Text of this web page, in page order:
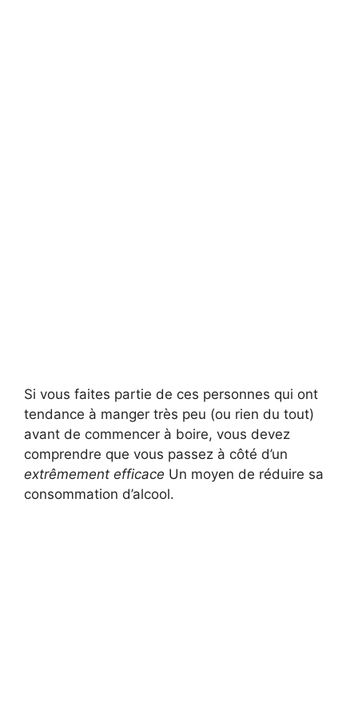
Si vous faites partie de ces personnes qui ont
tendance à manger très peu (ou rien du tout)
avant de commencer à boire, vous devez
comprendre que vous passez à côté d’un
extrêmement efficace Un moyen de réduire sa
consommation d’alcool.